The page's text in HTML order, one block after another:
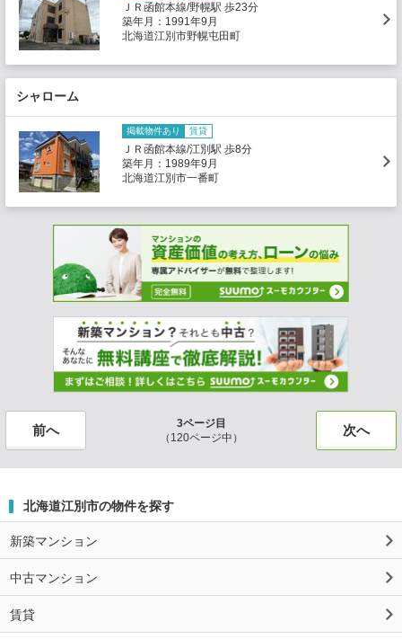
ＪＲ函館本線/野幌駅 歩23分
築年月：1991年9月
北海道江別市野幌屯田町
シャローム
掲載物件あり 賃貸
ＪＲ函館本線/江別駅 歩8分
築年月：1989年9月
北海道江別市一番町
前へ
3ページ目
（120ページ中）
次へ
北海道江別市の物件を探す
新築マンション
中古マンション
賃貸